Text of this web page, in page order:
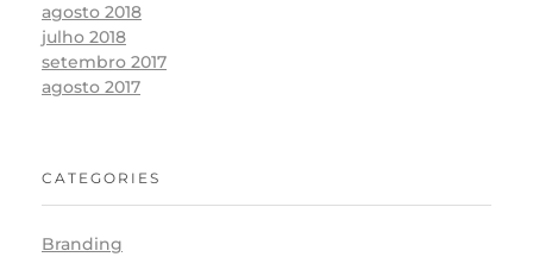
agosto 2018
julho 2018
setembro 2017
agosto 2017
CATEGORIES
Branding